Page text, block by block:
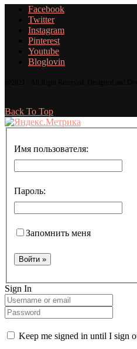
Facebook
Twitter
Instagram
Pinterest
Youtube
Bloglovin
Back To Top
Имя пользователя:
Пароль:
Запомнить меня
Sign In
Keep me signed in until I sign